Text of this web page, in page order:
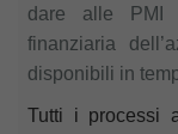
dare alle PMI
finanziaria
disponibili in
Tutti i processi